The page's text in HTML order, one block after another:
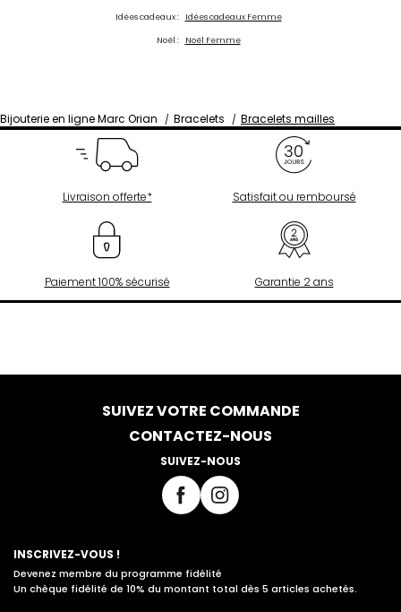
Idées cadeaux : Idées cadeaux Femme
Noël : Noël Femme
Bijouterie en ligne Marc Orian Bracelets Bracelets mailles
Livraison offerte* Satisfait ou remboursé
Paiement 100% sécurisé Garantie 2 ans
SUIVEZ VOTRE COMMANDE
CONTACTEZ-NOUS
SUIVEZ-NOUS
INSCRIVEZ-VOUS !
Devenez membre du programme fidélité
Un chèque fidélité de 10% du montant total dès 5 articles achetés.